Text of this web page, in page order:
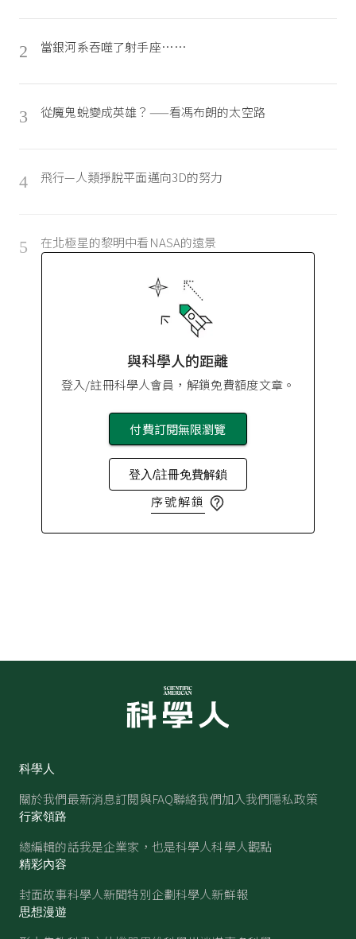
2 當銀河系吞噬了射手座……
3 從魔鬼蛻變成英雄？——看馮布朗的太空路
4 飛行—人類掙脫平面邁向3D的努力
5 在北極星的黎明中看NASA的遠景
與科學人的距離
登入/註冊科學人會員，解鎖免費額度文章。
付費訂閱無限瀏覽
登入/註冊免費解鎖
序號解鎖
科學人
關於我們最新消息訂閱與FAQ聯絡我們加入我們隱私政策
行家領路
總編輯的話我是企業家，也是科學人科學人觀點
精彩內容
封面故事科學人新聞特別企劃科學人新鮮報
思想漫遊